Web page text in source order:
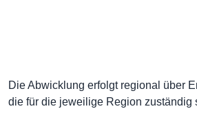
Die Abwicklung erfolgt regional über
die für die jeweilige Region zuständig